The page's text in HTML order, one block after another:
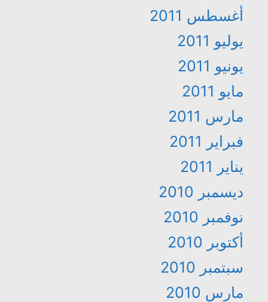
أغسطس 2011
يوليو 2011
يونيو 2011
مايو 2011
مارس 2011
فبراير 2011
يناير 2011
ديسمبر 2010
نوفمبر 2010
أكتوبر 2010
سبتمبر 2010
مارس 2010